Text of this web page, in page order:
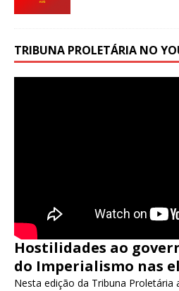
TRIBUNA PROLETÁRIA NO
Hostilidades ao
do Imperialismo nas
Nesta edição da Tribuna Proletária